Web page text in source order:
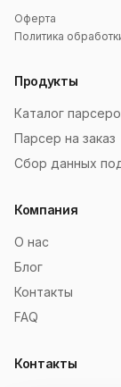
Оферта
Политика
Продукты
Каталог
Парсер на заказ
Сбор данных
Компания
О нас
Блог
Контакты
FAQ
Контакты